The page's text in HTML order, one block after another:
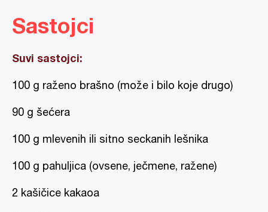
Sastojci
Suvi sastojci:
100 g raženo brašno (može i bilo koje drugo)
90 g šećera
100 g mlevenih ili sitno seckanih lešnika
100 g pahuljica (ovsene, ječmene, ražene)
2 kašičice kakaoa